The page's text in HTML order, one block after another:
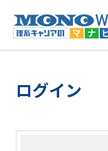
ログイン